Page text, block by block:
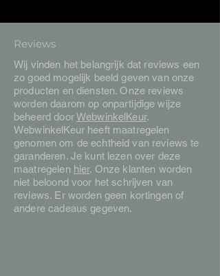
Reviews
Wij vinden het belangrijk dat reviews een
zo goed mogelijk beeld geven van onze
producten en diensten. Onze reviews
worden daarom op onpartijdige wijze
beheerd doorWebwinkelKeur.
WebwinkelKeur heeft maatregelen
genomen om de echtheid van reviews te
garanderen. Je kunt lezen over deze
maatregelen hier. Onze klanten worden
niet beloond voor het schrijven van
reviews. Er worden geen kortingen of
andere cadeaus gegeven.